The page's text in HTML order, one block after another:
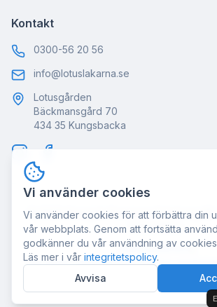
Vi använder cookies
Vi använder cookies för att förbättra din
vår webbplats. Genom att fortsätta
godkänner du vår användning av cookies
Läs mer i vår integritetspolicy.
Avvisa
Kontakt
0300-56 20 56
info@lotuslakarna.se
Lotusgården
Bäckmansgård 70
434 35 Kungsbacka
©2026Kirurgisk Precision Göteborg AB.
förbehållna.
Integritetspolicy|
Se även Lotusläkarna för fler